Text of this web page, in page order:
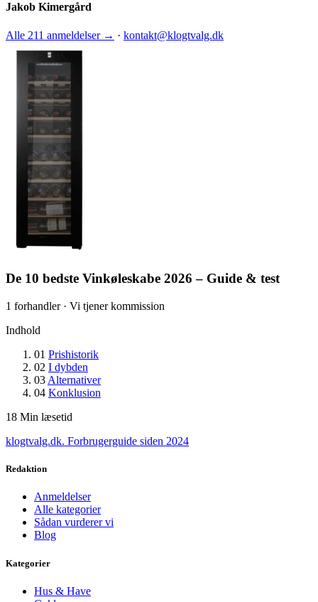
Jakob Kimergård
Alle 211 anmeldelser → · kontakt@klogtvalg.dk
De 10 bedste Vinkøleskabe 2026 – Guide & test
1 forhandler · Vi tjener kommission
Indhold
01 Prishistorik
02 I dybden
03 Alternativer
04 Konklusion
18 Min læsetid
klogtvalg.dk. Forbrugerguide siden 2024
Redaktion
Anmeldelser
Alle kategorier
Sådan vurderer vi
Blog
Kategorier
Hus & Have